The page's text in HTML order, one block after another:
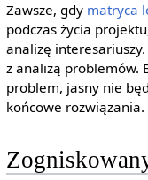
Zawsze, gdy matryca
podczas życia
analizę
z analizą problemów.
problem, jasny nie
końcowe rozwiązania.